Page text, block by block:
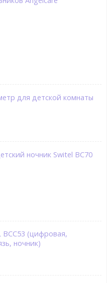
для детской комнаты
ночник Switel BC70
BCC53 (цифровая,
ночник)